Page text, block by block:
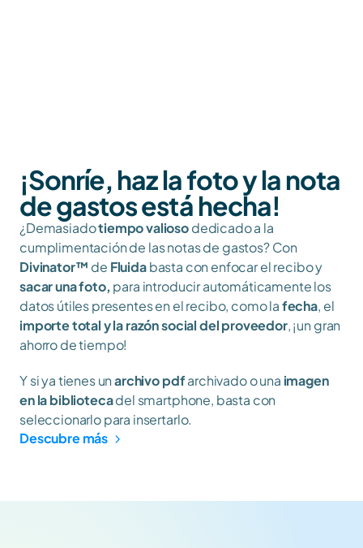
¡Sonríe, haz la foto y la nota
de gastos está hecha!
¿Demasiado tiempo valioso dedicado a la
Divinator™ de Fluida
sacar una foto, para introducir automáticamente los
datos útiles presentes en el recibo, como la fecha
importe total y la razón social del proveedor, ¡un gran
ahorro de tiempo!
Y si ya tienes un archivo pdf archivado o una imagen
en la biblioteca del smartphone, basta con
seleccionarlo para insertarlo.
Descubre más